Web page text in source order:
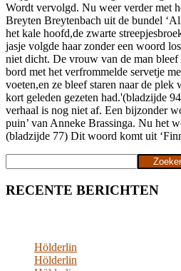
Wordt vervolgd. Nu weer verder met
Breyten Breytenbach uit de bundel
het kale hoofd,de zwarte
jasje volgde haar zonder een woord
niet dicht. De vrouw van de man
bord met het verfrommelde servetje
voeten,en ze bleef staren naar de
kort geleden gezeten had.'(bladzijde
verhaal is nog niet af. Een bijzonder
puin’ van Anneke Brassinga. Nu het
(bladzijde 77) Dit woord komt uit
RECENTE BERICHTEN
Hölderlin
Hölderlin